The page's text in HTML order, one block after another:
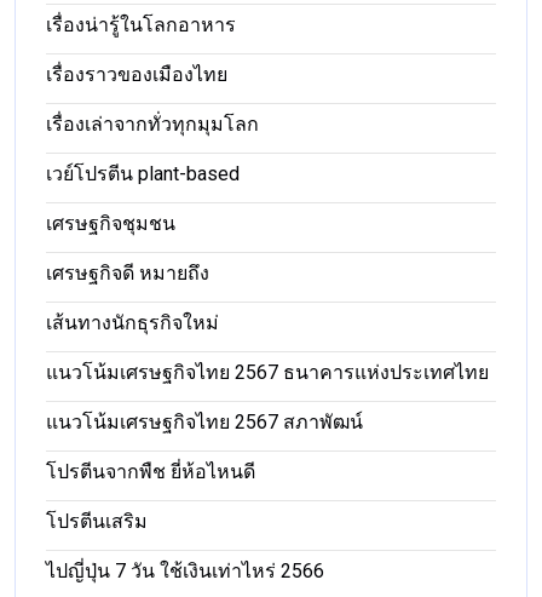
เรื่องน่ารู้ในโลกอาหาร
เรื่องราวของเมืองไทย
เรื่องเล่าจากทั่วทุกมุมโลก
เวย์โปรตีน plant-based
เศรษฐกิจชุมชน
เศรษฐกิจดี หมายถึง
เส้นทางนักธุรกิจใหม่
แนวโน้มเศรษฐกิจไทย 2567 ธนาคารแห่งประเทศไทย
แนวโน้มเศรษฐกิจไทย 2567 สภาพัฒน์
โปรตีนจากพืช ยี่ห้อไหนดี
โปรตีนเสริม
ไปญี่ปุ่น 7 วัน ใช้เงินเท่าไหร่ 2566